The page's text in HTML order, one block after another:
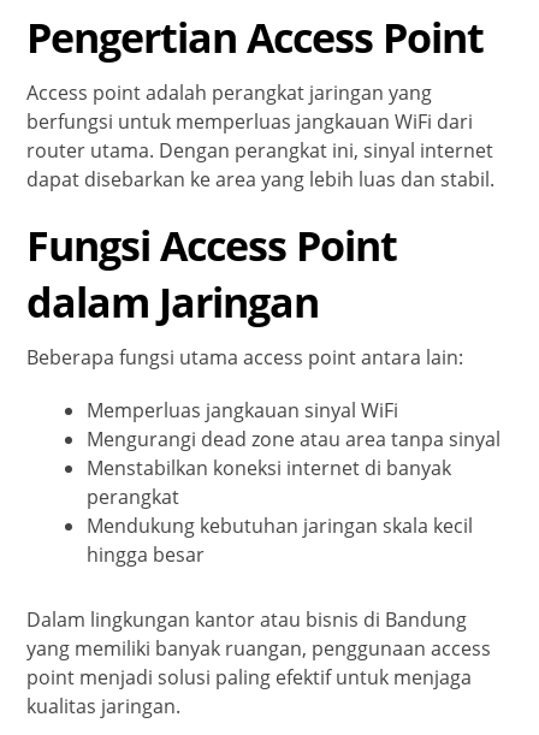
Pengertian Access Point
Access point adalah perangkat jaringan yang
berfungsi untuk memperluas jangkauan WiFi dari
router utama. Dengan perangkat ini, sinyal internet
dapat disebarkan ke area yang lebih luas dan stabil.
Fungsi Access Point
dalam Jaringan
Beberapa fungsi utama access point antara lain:
Memperluas jangkauan sinyal WiFi
Mengurangi dead zone atau area tanpa sinyal
Menstabilkan koneksi internet di banyak
perangkat
Mendukung kebutuhan jaringan skala kecil
hingga besar
Dalam lingkungan kantor atau bisnis di Bandung
yang memiliki banyak ruangan, penggunaan access
point menjadi solusi paling efektif untuk menjaga
kualitas jaringan.